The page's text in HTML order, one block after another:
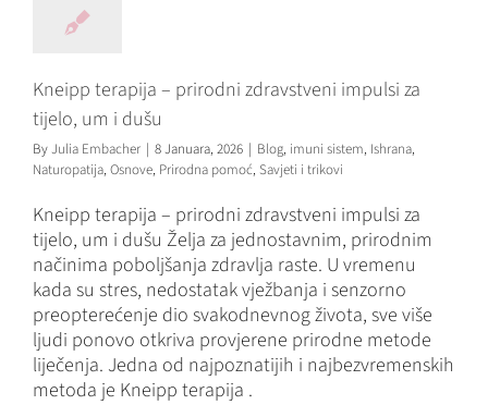
Kneipp terapija – prirodni zdravstveni impulsi za
tijelo, um i dušu
ByJulia Embacher | 8 Januara, 2026 | Blog, imuni sistem, Ishrana,
Naturopatija, Osnove, Prirodna pomoć, Savjeti i trikovi
Kneipp terapija – prirodni zdravstveni impulsi za
tijelo, um i dušu Želja za jednostavnim, prirodnim
načinima poboljšanja zdravlja raste. U vremenu
kada su stres, nedostatak vježbanja i senzorno
preopterećenje dio svakodnevnog života, sve više
ljudi ponovo otkriva provjerene prirodne metode
liječenja. Jedna od najpoznatijih i najbezvremenskih
metoda je Kneipp terapija .